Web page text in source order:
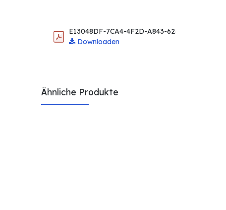
E13048DF-7CA4-4F2D-A843-626D7F507F15.pdf
Downloaden
Ähnliche Produkte